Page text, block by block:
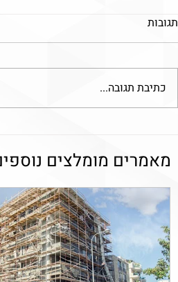
תגובות
כתיבת תגובה...
מאמרים מומלצים